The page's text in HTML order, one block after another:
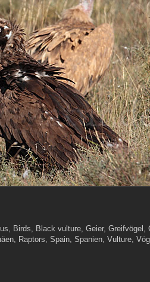
Birds, Black vulture, Geier, Greifvögel,
Raptors, Spain, Spanien, Vulture,